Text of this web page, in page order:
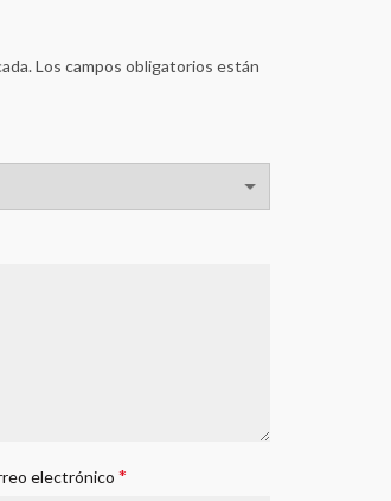
Los campos obligatorios están
electrónico *